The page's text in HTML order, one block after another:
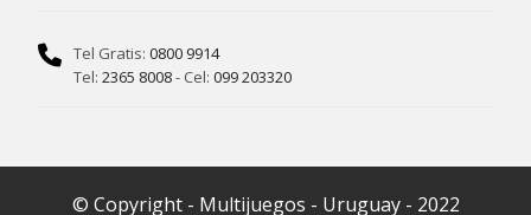
Tel Gratis: 0800 9914
Tel: 2365 8008- Cel: 099 203320
© Copyright - Multijuegos - Uruguay - 2022